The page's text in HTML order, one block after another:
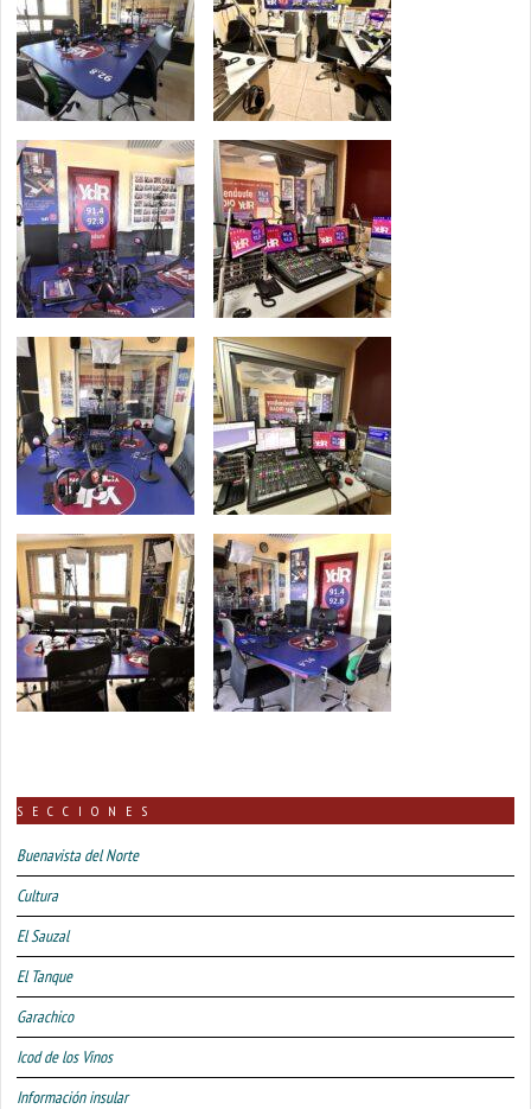
SECCIONES
Buenavista del Norte
Cultura
El Sauzal
El Tanque
Garachico
Icod de los Vinos
Información insular